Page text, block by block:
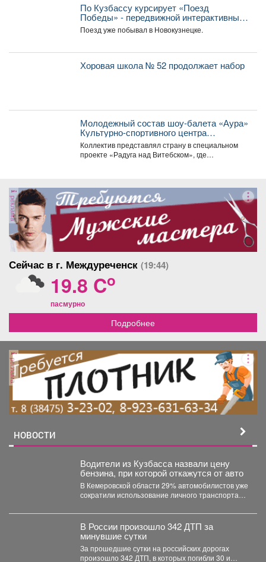
По Кузбассу курсирует «Поезд
Победы» - передвижной интерактивный
музей, рассказывающий о событиях
Великой Отечественной войны.
Поезд уже побывал в Новокузнецке.
Хоровая школа № 52 продолжает набор
Молодежный состав шоу-балета «Аура»
Культурно-спортивного центра
металлургов победил в международном
конкурсе «Славянский базар» в
Витебске.
Коллектив представлял страну в специальном
проекте «Радуга над Витебском», где
реклама
Сейчас в г. Междуреченск (19:44)
19.8 Co
пасмурно
Подробнее
реклама
НОВОСТИ
Водители из Кузбасса назвали цену
бензина, при которой откажутся от авто
В Кемеровской области 29% автомобилистов уже
сократили использование личного транспорта
В России произошло 342 ДТП за
минувшие сутки
За прошедшие сутки на российских дорогах
произошло 342 ДТП, в которых погибли 30 и